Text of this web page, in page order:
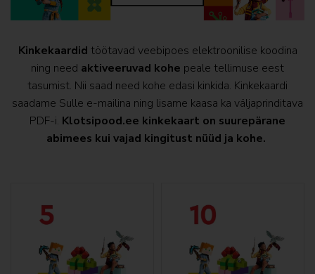
Kinkekaardid töötavad veebipoes elektroonilise koodina
ning need aktiveeruvad kohe peale tellimuse eest
tasumist. Nii saad need kohe edasi kinkida. Kinkekaardi
saadame Sulle e-mailina ning lisame kaasa ka väljaprinditava
PDF-i. Klotsipood.ee kinkekaart on suurepärane
abimees kui vajad kingitust nüüd ja kohe.
LEGO Education
LEGO Educational
LEGO komplektid
Animal Crossing
Botaanikakollektsioon
Võistluse reeglid
Auhinnad